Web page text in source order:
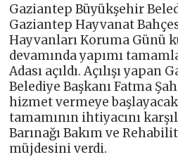
Gaziantep Büyükşehir
Gaziantep Hayvanat
Hayvanları Koruma Günü
devamında yapımı
Adası açıldı. Açılışı
Belediye Başkanı Fatma
hizmet vermeye
tamamının ihtiyacını
Barınağı Bakım ve
müjdesini verdi.